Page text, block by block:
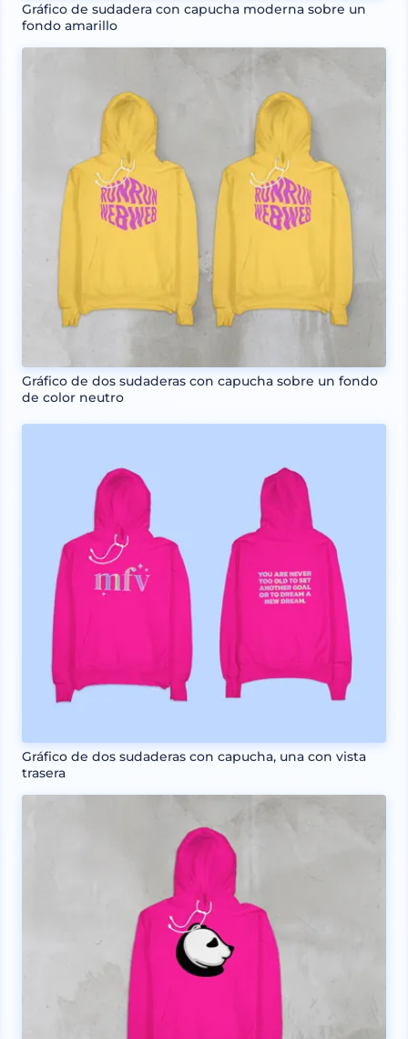
Gráfico de sudadera con capucha moderna sobre un
fondo amarillo
Gráfico de dos sudaderas con capucha sobre un fondo
de color neutro
Gráfico de dos sudaderas con capucha, una con vista
trasera